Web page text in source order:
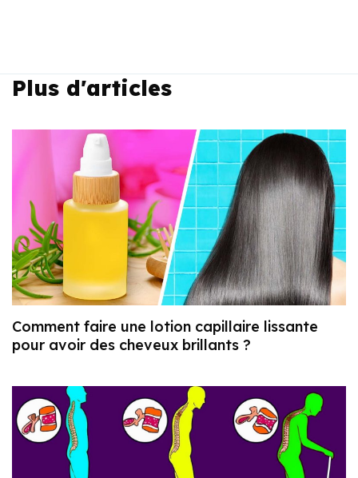
Plus d'articles
Comment faire une lotion capillaire lissante
pour avoir des cheveux brillants ?